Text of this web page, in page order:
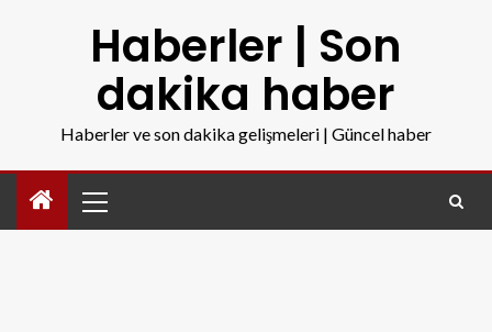
Haberler | Son
dakika haber
Haberler ve son dakika gelişmeleri | Güncel haber